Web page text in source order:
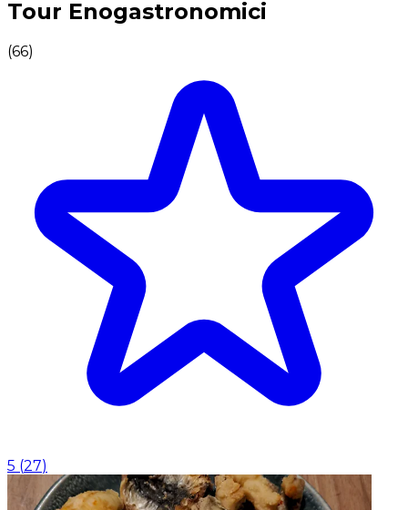
Tour Enogastronomici
(66)
5 (27)